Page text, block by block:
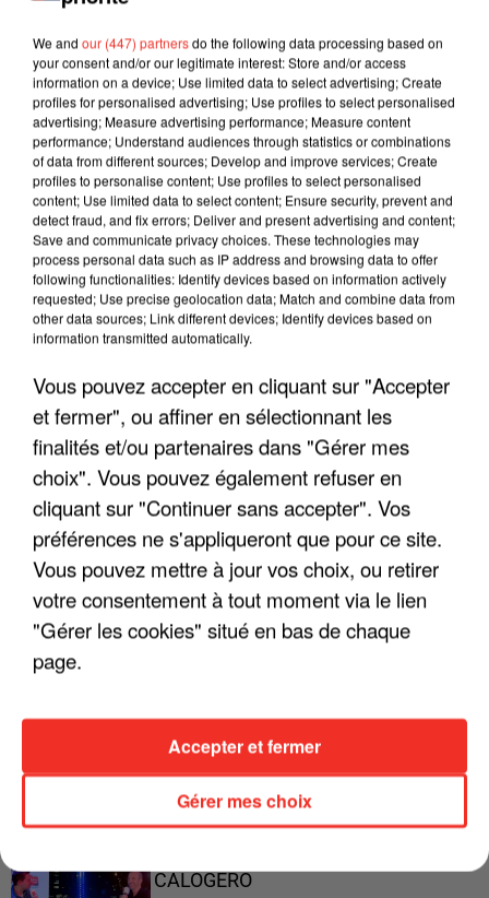
LES INTERVIEWS CHANTE
"JE SUIS À DISPOSITION DES
ENFOIRÉS"
"ON A TOUS LE TRAC"
PARFAITS"
CALOGERO
We and our (447) partnersdo the following data processing based on
your consent and/or our legitimate interest: Store and/or access
information on a device; Use limited data to select advertising; Create
profiles for personalised advertising; Use profiles to select personalised
advertising; Measure advertising performance; Measure content
performance; Understand audiences through statistics or combinations
of data from different sources; Develop and improve services; Create
profiles to personalise content; Use profiles to select personalised
content; Use limited data to select content; Ensure security, prevent and
detect fraud, and fix errors; Deliver and present advertising and content;
Save and communicate privacy choices. These technologies may
process personal data such as IP address and browsing data to offer
following functionalities: Identify devices based on information actively
requested; Use precise geolocation data; Match and combine data from
other data sources; Link different devices; Identify devices based on
information transmitted automatically.
Vous pouvez accepter en cliquant sur "Accepter
et fermer", ou affiner en sélectionnant les
finalités et/ou partenaires dans "Gérer mes
choix". Vous pouvez également refuser en
cliquant sur "Continuer sans accepter". Vos
préférences ne s'appliqueront que pour ce site.
Vous pouvez mettre à jour vos choix, ou retirer
votre consentement à tout moment via le lien
"Gérer les cookies" situé en bas de chaque
page.
Gérer mes choix
Accepter et fermer